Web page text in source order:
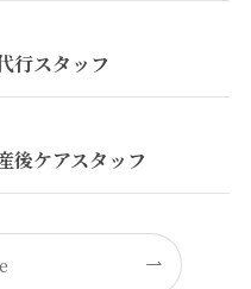
行スタッフ
後ケアスタッフ